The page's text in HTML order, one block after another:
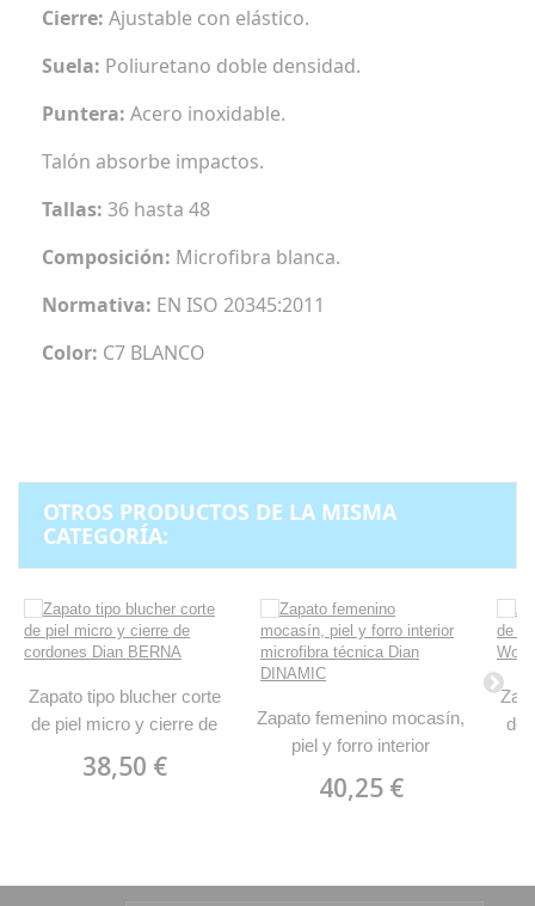
Cierre: Ajustable con elástico.
Suela: Poliuretano doble densidad.
Puntera: Acero inoxidable.
Talón absorbe impactos.
Tallas: 36 hasta 48
Composición: Microfibra blanca.
Normativa: EN ISO 20345:2011
Color: C7 BLANCO
OTROS PRODUCTOS DE LA MISMA
CATEGORÍA:
Zapato tipo blucher corte
de piel micro y cierre de
38,50 €
Zapato femenino mocasín,
piel y forro interior
DINAMIC
40,25 €
de